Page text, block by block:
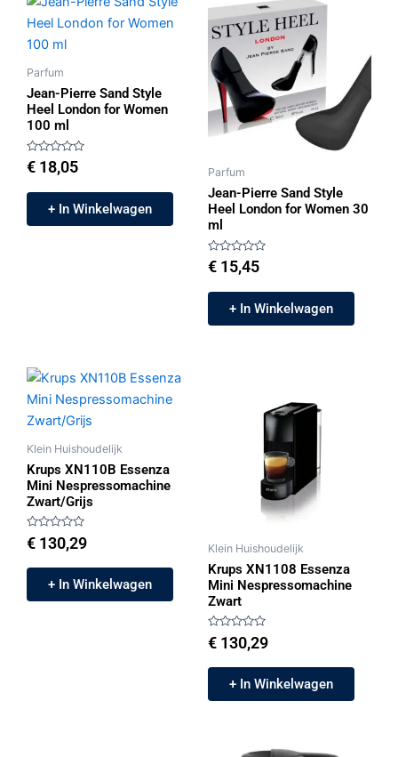
Parfum
Jean-Pierre Sand Style
Heel London for Women
100 ml
Gewaardeerd
0
5
€ 18,05
+ In Winkelwagen
Parfum
Jean-Pierre Sand Style
Heel London for Women 30
ml
Gewaardeerd
0
5
€ 15,45
+ In Winkelwagen
Klein Huishoudelijk
Krups XN110B Essenza
Mini Nespressomachine
Zwart/Grijs
Gewaardeerd
0
5
€ 130,29
+ In Winkelwagen
Klein Huishoudelijk
Krups XN1108 Essenza
Mini Nespressomachine
Zwart
Gewaardeerd
0
5
€ 130,29
+ In Winkelwagen